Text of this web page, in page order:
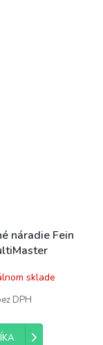
náradie Fein
sklade
DPH